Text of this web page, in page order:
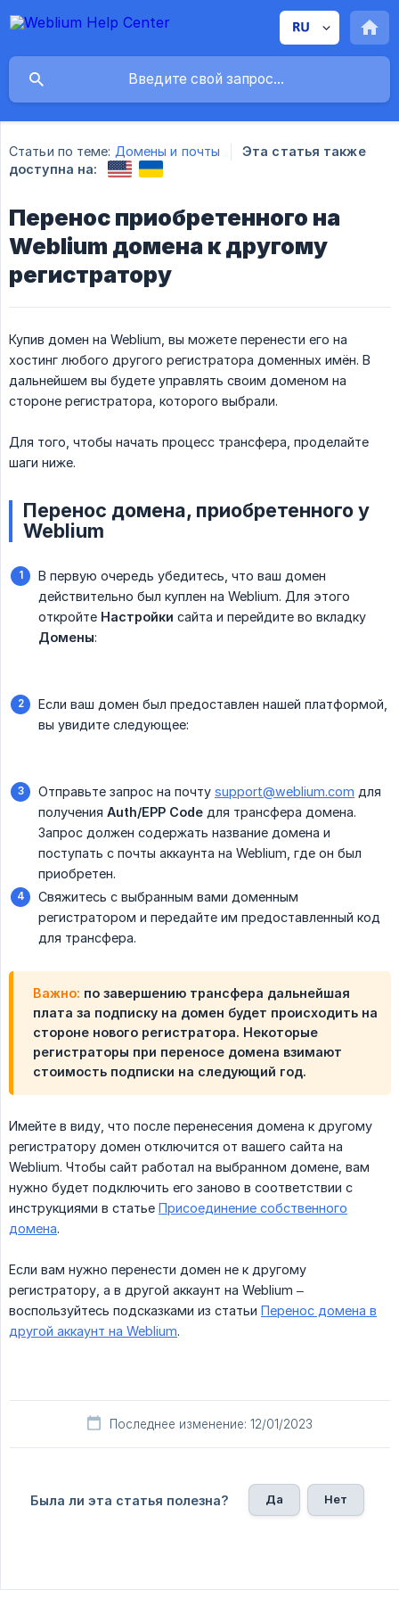
Статьи по теме: Домены и почты
Эта статья также
доступна на:
Перенос приобретенного на
Weblium домена к другому
регистратору
Купив домен на Weblium, вы можете перенести его на
хостинг любого другого регистратора доменных имён. В
дальнейшем вы будете управлять своим доменом на
стороне регистратора, которого выбрали.
Для того, чтобы начать процесс трансфера, проделайте
шаги ниже.
Перенос домена, приобретенного у
Weblium
В первую очередь убедитесь, что ваш домен
действительно был куплен на Weblium. Для этого
откройте Настройки сайта и перейдите во вкладку
Домены:
Если ваш домен был предоставлен нашей платформой,
вы увидите следующее:
Отправьте запрос на почту support@weblium.com для
получения Auth/EPP Code для трансфера домена.
Запрос должен содержать название домена и
поступать с почты аккаунта на Weblium, где он был
приобретен.
Свяжитесь с выбранным вами доменным
регистратором и передайте им предоставленный код
для трансфера.
Важно: по завершению трансфера дальнейшая
плата за подписку на домен будет происходить на
стороне нового регистратора. Некоторые
регистраторы при переносе домена взимают
стоимость подписки на следующий год.
Имейте в виду, что после перенесения домена к другому
регистратору домен отключится от вашего сайта на
Weblium. Чтобы сайт работал на выбранном домене, вам
нужно будет подключить его заново в соответствии с
инструкциями в статье Присоединение собственного
домена.
Если вам нужно перенести домен не к другому
регистратору, а в другой аккаунт на Weblium –
воспользуйтесь подсказками из статьи Перенос домена в
другой аккаунт на Weblium.
Последнее изменение: 12/01/2023
Была ли эта статья полезна? Да Нет